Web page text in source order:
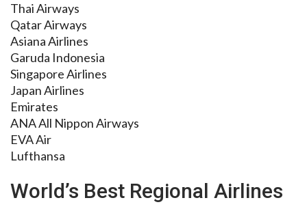
Thai Airways
Qatar Airways
Asiana Airlines
Garuda Indonesia
Singapore Airlines
Japan Airlines
Emirates
ANA All Nippon Airways
EVA Air
Lufthansa
World’s Best Regional Airlines